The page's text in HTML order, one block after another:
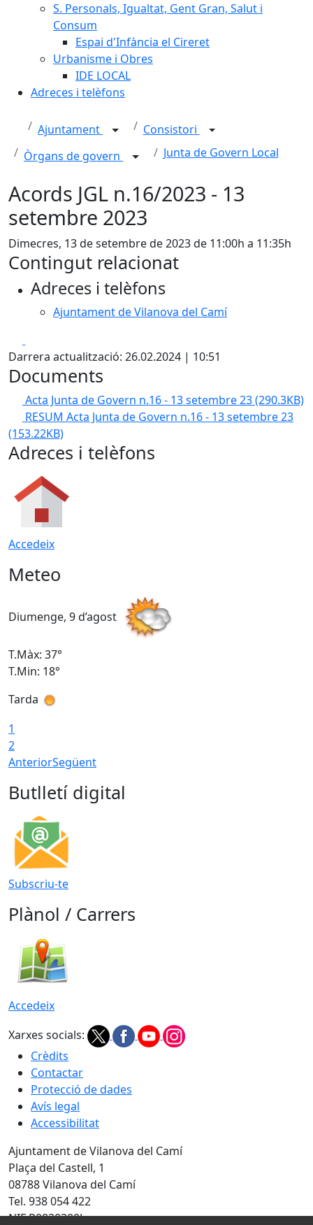
S. Personals, Igualtat, Gent Gran, Salut i
Consum
Espai d'Infància el Cireret
Urbanisme i Obres
IDE LOCAL
Adreces i telèfons
Ajuntament
Consistori
Òrgans de govern
Junta de Govern Local
Acords JGL n.16/2023 - 13
setembre 2023
Dimecres, 13 de setembre de 2023 de 11:00h a 11:35h
Contingut relacionat
Adreces i telèfons
Ajuntament de Vilanova del Camí
Darrera actualització: 26.02.2024 | 10:51
Documents
Acta Junta de Govern n.16 - 13 setembre 23(290.3KB)
RESUM Acta Junta de Govern n.16 - 13 setembre 23
(153.22KB)
Adreces i telèfons
Accedeix
Meteo
Diumenge, 9 d’agost
T.Màx: 37°
T.Min: 18°
Tarda
1
2
AnteriorSegüent
Butlletí digital
Subscriu-te
Plànol / Carrers
Accedeix
Xarxes socials:
Crèdits
Contactar
Protecció de dades
Avís legal
Accessibilitat
Ajuntament de Vilanova del Camí
Plaça del Castell, 1
08788 Vilanova del Camí
Tel. 938 054 422
NIF P0830300J